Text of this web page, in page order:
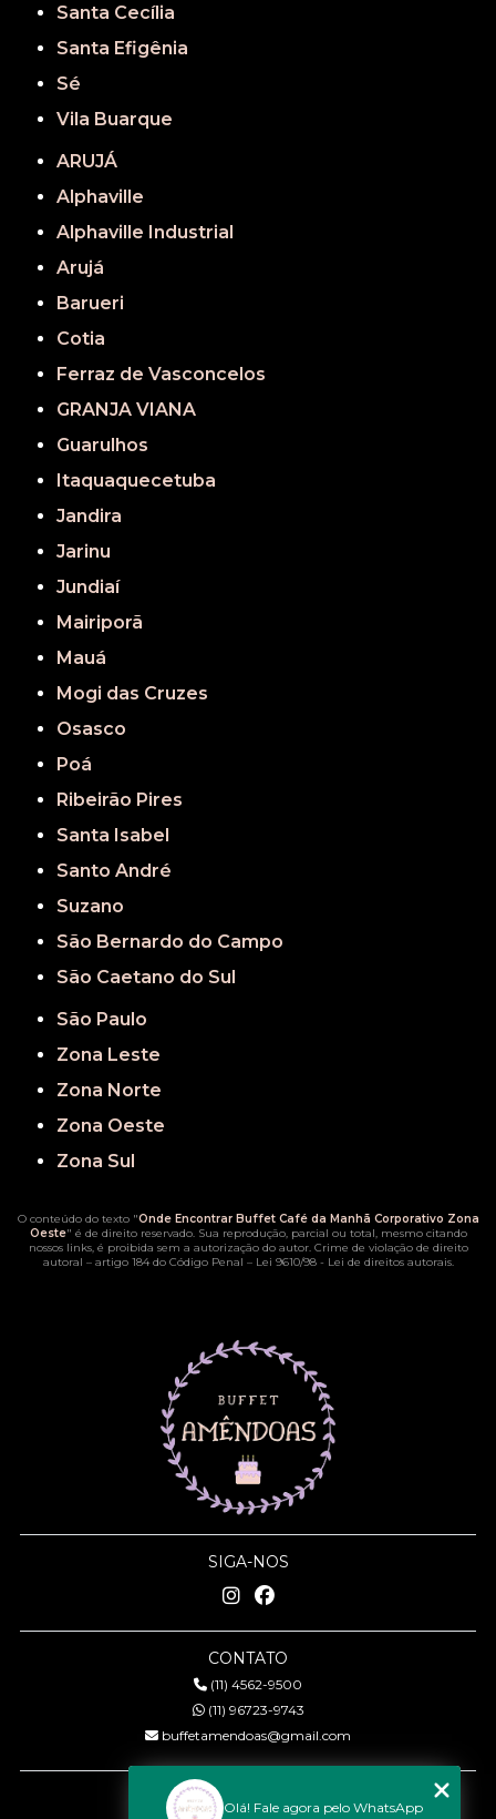
Santa Cecília
Santa Efigênia
Sé
Vila Buarque
ARUJÁ
Alphaville
Alphaville Industrial
Arujá
Barueri
Cotia
Ferraz de Vasconcelos
GRANJA VIANA
Guarulhos
Itaquaquecetuba
Jandira
Jarinu
Jundiaí
Mairiporã
Mauá
Mogi das Cruzes
Osasco
Poá
Ribeirão Pires
Santa Isabel
Santo André
Suzano
São Bernardo do Campo
São Caetano do Sul
São Paulo
Zona Leste
Zona Norte
Zona Oeste
Zona Sul
O conteúdo do texto "Onde Encontrar Buffet Café da Manhã Corporativo Zona
Oeste" é de direito reservado. Sua reprodução, parcial ou total, mesmo citando
nossos links, é proibida sem a autorização do autor. Crime de violação de direito
autoral – artigo 184 do Código Penal – Lei 9610/98 - Lei de direitos autorais.
SIGA-NOS
CONTATO
(11) 4562-9500
(11) 96723-9743
buffetamendoas@gmail.com
MENU
Olá! Fale agora pelo WhatsApp